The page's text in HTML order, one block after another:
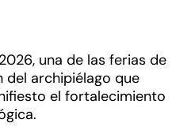
una de las ferias de
del archipiélago que
el fortalecimiento